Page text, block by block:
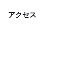
アクセス